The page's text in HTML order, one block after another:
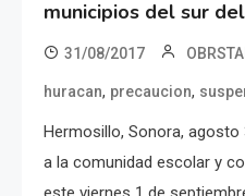
municipios del sur
31/08/2017
huracan, precaucion,
Hermosillo, Sonora, agosto
a la comunidad escolar y